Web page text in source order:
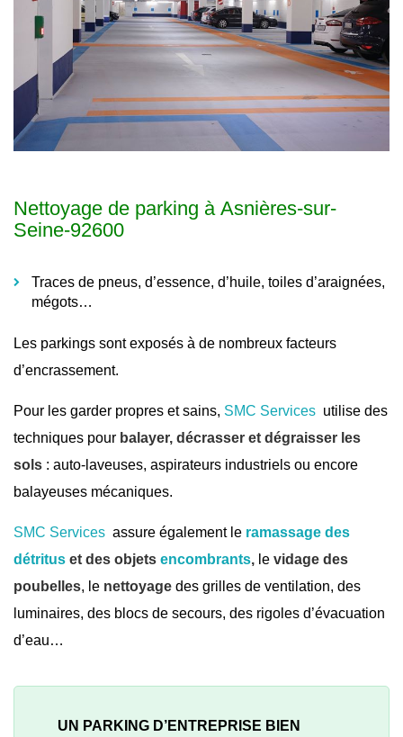
Nettoyage de parking à Asnières-sur-
Seine-92600
Traces de pneus, d’essence, d’huile, toiles d’araignées,
mégots…
Les parkings sont exposés à de nombreux facteurs
d’encrassement.
Pour les garder propres et sains, SMC Services utilise des
techniques pour balayer, décrasser et dégraisser les
sols : auto-laveuses, aspirateurs industriels ou encore
balayeuses mécaniques.
SMC Services assure également le ramassage des
détritus et des objets encombrants, le vidage des
poubelles, le nettoyage des grilles de ventilation, des
luminaires, des blocs de secours, des rigoles d’évacuation
d’eau…
UN PARKING D’ENTREPRISE BIEN